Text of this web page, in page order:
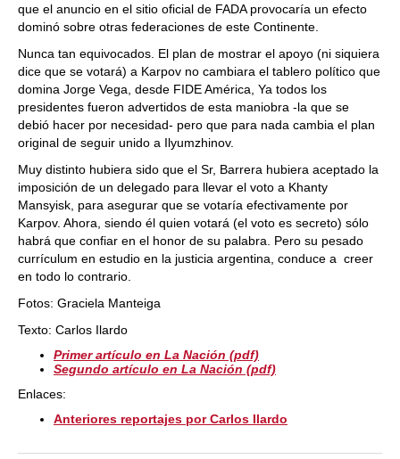
que el anuncio en el sitio oficial de FADA provocaría un efecto
dominó sobre otras federaciones de este Continente.
Nunca tan equivocados. El plan de mostrar el apoyo (ni siquiera
dice que se votará) a Karpov no cambiara el tablero político que
domina Jorge Vega, desde FIDE América, Ya todos los
presidentes fueron advertidos de esta maniobra -la que se
debió hacer por necesidad- pero que para nada cambia el plan
original de seguir unido a Ilyumzhinov.
Muy distinto hubiera sido que el Sr, Barrera hubiera aceptado la
imposición de un delegado para llevar el voto a Khanty
Mansyisk, para asegurar que se votaría efectivamente por
Karpov. Ahora, siendo él quien votará (el voto es secreto) sólo
habrá que confiar en el honor de su palabra. Pero su pesado
currículum en estudio en la justicia argentina, conduce a creer
en todo lo contrario.
Fotos: Graciela Manteiga
Texto: Carlos Ilardo
Primer artículo en La Nación (pdf)
Segundo artículo en La Nación (pdf)
Enlaces:
Anteriores reportajes por Carlos Ilardo